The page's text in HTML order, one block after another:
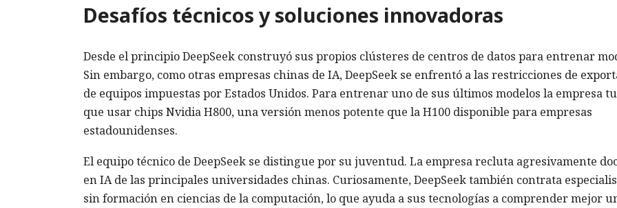
Desafíos técnicos y soluciones innovadoras
Desde el principio DeepSeek construyó sus propios clústeres de centros de datos para entrenar
Sin embargo, como otras empresas chinas de IA, DeepSeek se enfrentó a las restricciones de
de equipos impuestas por Estados Unidos. Para entrenar uno de sus últimos modelos la empresa
que usar chips Nvidia H800, una versión menos potente que la H100 disponible para empresas
estadounidenses.
El equipo técnico de DeepSeek se distingue por su juventud. La empresa recluta agresivamente
en IA de las principales universidades chinas. Curiosamente, DeepSeek también contrata
sin formación en ciencias de la computación, lo que ayuda a sus tecnologías a comprender mejor